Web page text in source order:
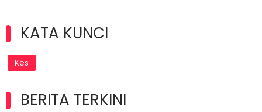
KATA KUNCI
Kes
BERITA TERKINI